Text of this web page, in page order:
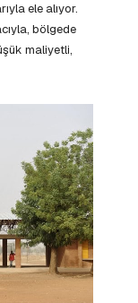
ele alıyor.
bölgede
maliyetli,